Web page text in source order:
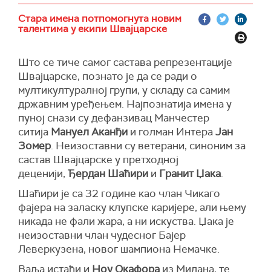
Стара имена потпомогнута новим
талентима у екипи Швајцарске
Што се тиче самог састава репрезентације
Швајцарске, познато је да се ради о
мултикултуралној групи, у складу са самим
државним уређењем. Најпознатија имена у
пуној снази су дефанзивац Манчестер
ситија Мануел Аканђи и голман ИнтераЈан
Зомер. Неизоставни су ветерани, синоним за
састав Швајцарске у претходној
деценији, Ђердан Шаћири и Гранит Џака.
Шаћири је са 32 године као члан Чикаго
фајера на заласку клупске каријере, али њему
никада не фали жара, а ни искуства. Џака је
неизоставни члан чудесног Бајер
Леверкузена, новог шампиона Немачке.
Ваља истаћи и Ноу Окафора из Милана, те